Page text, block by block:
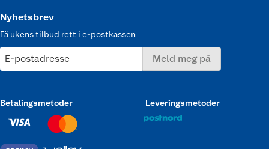
Nyhetsbrev
Få ukens tilbud rett i e-postkassen
E-postadresse Meld meg på
Betalingsmetoder Leveringsmetoder